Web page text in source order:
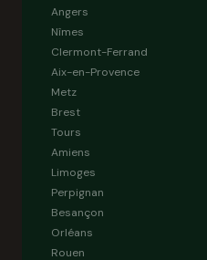
Angers
Nîmes
Clermont-Ferrand
Aix-en-Provence
Metz
Brest
Tours
Amiens
Limoges
Perpignan
Besançon
Orléans
Rouen